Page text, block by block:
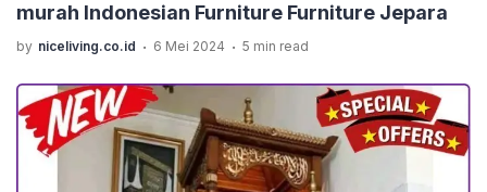
murah Indonesian Furniture Furniture Jepara
by niceliving.co.id . 6 Mei 2024 . 5 min read